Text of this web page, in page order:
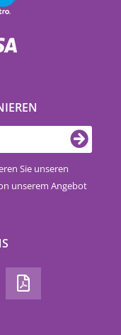
Sie unseren
unserem Angebot